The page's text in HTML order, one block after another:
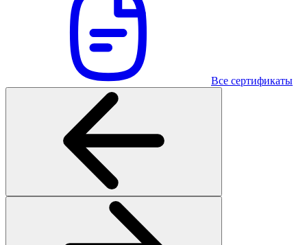
Все сертификаты